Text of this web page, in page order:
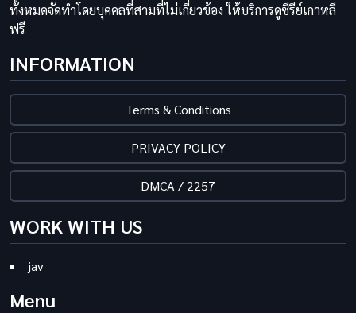
ทั้งหมดจัดทำโดยบุคคลที่สามที่ไม่เกี่ยวข้อง ให้บริการดูซีรีย์เกาหลี
ฟรี
INFORMATION
Terms & Conditions
PRIVACY POLICY
DMCA / 2257
WORK WITH US
jav
Menu